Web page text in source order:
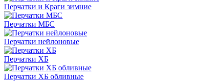
Перчатки и Краги зимние
Перчатки МБС
Перчатки нейлоновые
Перчатки ХБ
Перчатки ХБ обливные